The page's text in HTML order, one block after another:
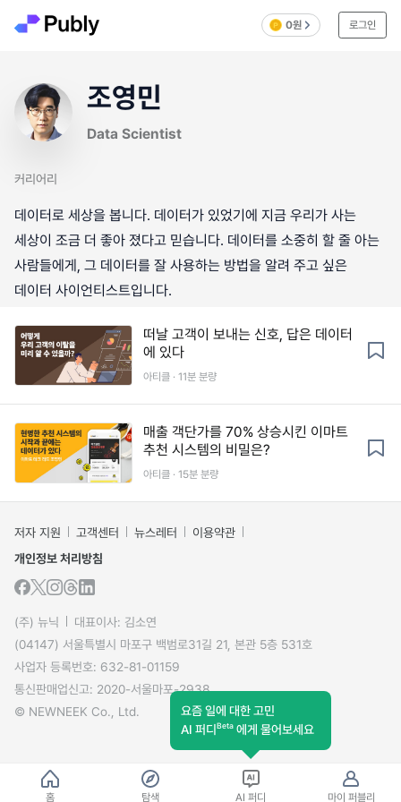
0원 로그인
조영민
Data Scientist
커리어리
데이터로 세상을 봅니다. 데이터가 있었기에 지금 우리가 사는
세상이 조금 더 좋아 졌다고 믿습니다. 데이터를 소중히 할 줄 아는
사람들에게, 그 데이터를 잘 사용하는 방법을 알려 주고 싶은
데이터 사이언티스트입니다.
떠날 고객이 보내는 신호, 답은 데이터
에 있다
아티클 · 11분 분량
매출 객단가를 70% 상승시킨 이마트
추천 시스템의 비밀은?
아티클 · 15분 분량
저자 지원 고객센터 뉴스레터
이용약관
개인정보 처리방침
(주) 뉴닉
대표이사: 김소연
(04147) 서울특별시 마포구 백범로31길 21, 본관 5층 531호
사업자 등록번호: 632-81-01159
통신판매업신고: 2020-서울마포-2938
© NEWNEEK Co., Ltd.
홈 탐색
요즘 일에 대한 고민
AI 퍼디Beta 에게 물어보세요
AI 퍼디 마이 퍼블리